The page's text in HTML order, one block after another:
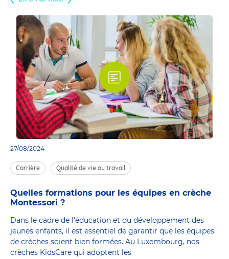
27/08/2024
Carrière Qualité de vie au travail
Quelles formations pour les équipes en crèche
Montessori ?
Dans le cadre de l'éducation et du développement des
jeunes enfants, il est essentiel de garantir que les équipes
de crèches soient bien formées. Au Luxembourg, nos
crèches KidsCare qui adoptent les